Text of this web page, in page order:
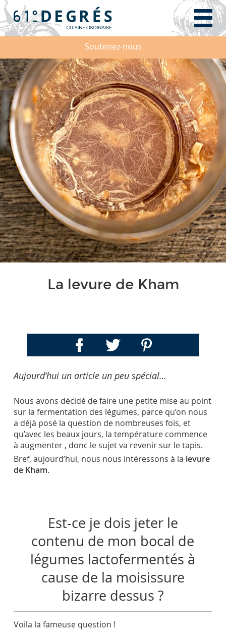
Soutenez-nous
La levure de Kham
Aujourd’hui un article un peu spécial…
Nous avons décidé de faire une petite mise au point
sur la fermentation des légumes, parce qu’on nous
a déjà posé la question de nombreuses fois, et
qu’avec les beaux jours, la température commence
à augmenter , donc le sujet va revenir sur le tapis.
Bref, aujourd’hui, nous nous intéressons à la levure
de Kham.
Est-ce je dois jeter le
contenu de mon bocal de
légumes lactofermentés à
cause de la moisissure
bizarre dessus ?
Voila la fameuse question !